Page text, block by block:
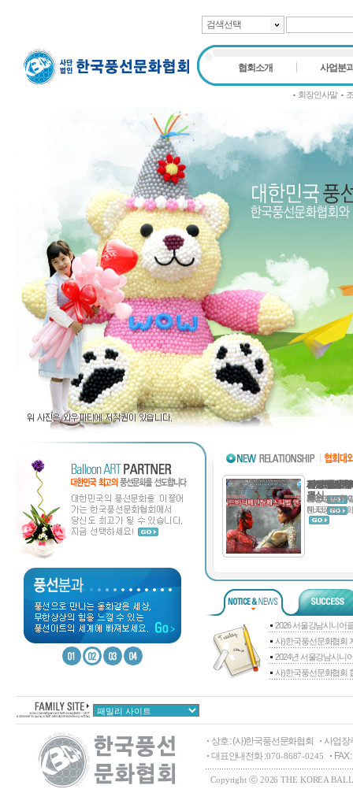
검색선택
협회소개 사업분
회장인사말
사)한국풍
을 ..
NULL
2012년 제
NULL
한국풍선문
결식
한국풍선문
금산인삼축
금산인삼축
세상에서
세상에서 제
2008 월드
2008 월드바
2026 서울강남시니어
사)한국풍선문화협회
2024년 서울강남시니
사)한국풍선문화협회
상호 : (사)한국풍선문화협회
사업장
대표안내전화 :070-8687-0245 FAX :
Copyright ⓒ 2026 THE KOREA